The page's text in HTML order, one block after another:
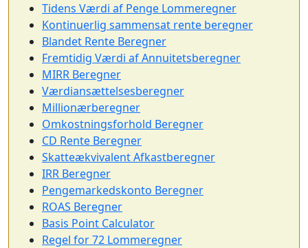
Tidens Værdi af Penge Lommeregner
Kontinuerlig sammensat rente beregner
Blandet Rente Beregner
Fremtidig Værdi af Annuitetsberegner
MIRR Beregner
Værdiansættelsesberegner
Millionærberegner
Omkostningsforhold Beregner
CD Rente Beregner
Skatteækvivalent Afkastberegner
IRR Beregner
Pengemarkedskonto Beregner
ROAS Beregner
Basis Point Calculator
Regel for 72 Lommeregner